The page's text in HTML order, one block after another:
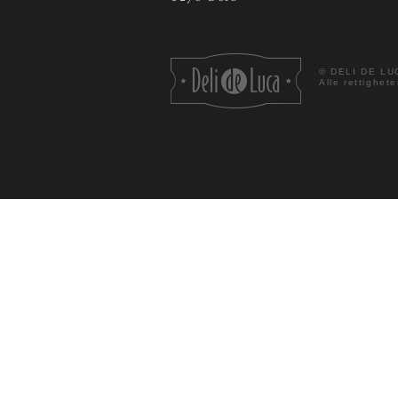
© DELI DE
Alle